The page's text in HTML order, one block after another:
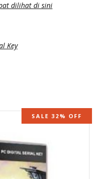
dilihat di sini
Key
SALE 32% OFF